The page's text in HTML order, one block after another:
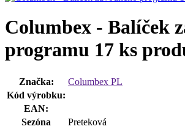
Columbex - Balíček
programu 17 ks
Značka:
Columbex PL
Kód výrobku:
EAN:
Sezóna
Preteková